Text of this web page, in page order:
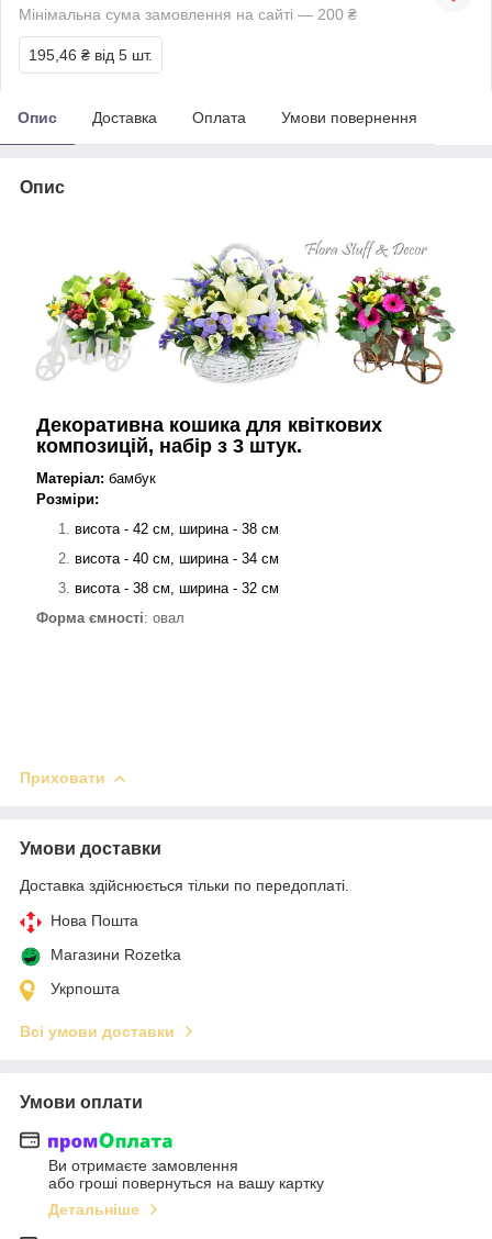
Мінімальна сума замовлення на сайті — 200 ₴
195,46 ₴ від 5 шт.
Опис Доставка Оплата Умови повернення
Опис
Декоративна кошика для квіткових
композицій, набір з 3 штук.
Матеріал: бамбук
Розміри:
висота - 42 см, ширина- 38 см
висота - 40 см, ширина- 34 см
висота - 38 см, ширина- 32 см
Форма ємності: овал
Приховати
Умови доставки
Доставка здійснюється тільки по передоплаті.
Нова Пошта
Магазини Rozetka
Укрпошта
Всі умови доставки
Умови оплати
Ви отримаєте замовлення
або гроші повернуться на вашу картку
Детальніше